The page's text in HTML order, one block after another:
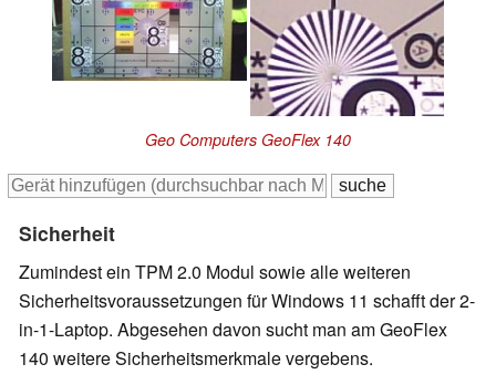
Geo Computers GeoFlex 140
Sicherheit
Zumindest ein TPM 2.0 Modul sowie alle weiteren
Sicherheitsvoraussetzungen für Windows 11 schafft der 2-
in-1-Laptop. Abgesehen davon sucht man am GeoFlex
140 weitere Sicherheitsmerkmale vergebens.